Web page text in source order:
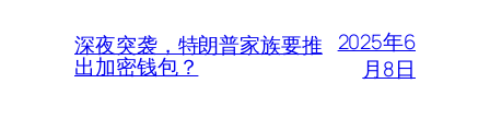
深夜突袭，特朗普家族要推
出加密钱包？
2025年6
月8日